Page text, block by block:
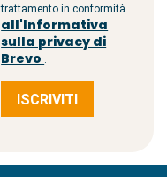
trattamento in conformità
all'Informativa
sulla privacy di
Brevo .
ISCRIVITI